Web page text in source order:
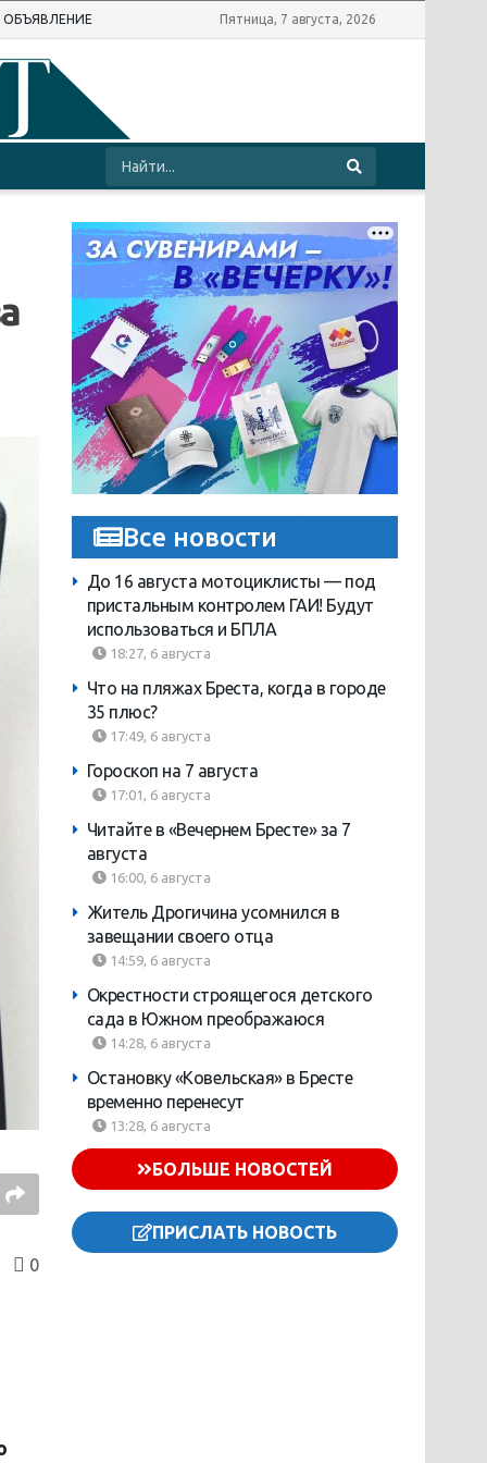
ОБЪЯВЛЕНИЕ Пятница, 7 августа, 2026
0
Все новости
До 16 августа мотоциклисты — под
пристальным контролем ГАИ! Будут
использоваться и БПЛА
18:27, 6 августа
Что на пляжах Бреста, когда в городе
35 плюс?
17:49, 6 августа
Гороскоп на 7 августа
17:01, 6 августа
Читайте в «Вечернем Бресте» за 7
августа
16:00, 6 августа
Житель Дрогичина усомнился в
завещании своего отца
14:59, 6 августа
Окрестности строящегося детского
сада в Южном преображаюся
14:28, 6 августа
Остановку «Ковельская» в Бресте
временно перенесут
13:28, 6 августа
БОЛЬШЕ НОВОСТЕЙ
ПРИСЛАТЬ НОВОСТЬ